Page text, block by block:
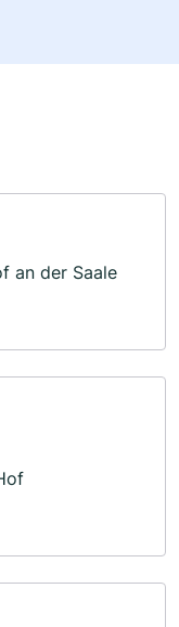
an der Saale